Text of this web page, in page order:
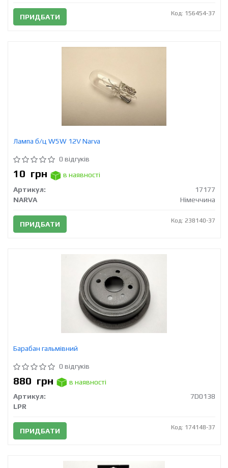
ПРИДБАТИ Код: 156454-37
Лампа б/ц W5W 12V Narva
0 відгуків
10 грн
в наявності
Артикул:
17177
NARVA
Німеччина
ПРИДБАТИ Код: 238140-37
Барабан гальмівний
0 відгуків
880 грн
в наявності
Артикул:
7D0138
LPR
ПРИДБАТИ Код: 174148-37